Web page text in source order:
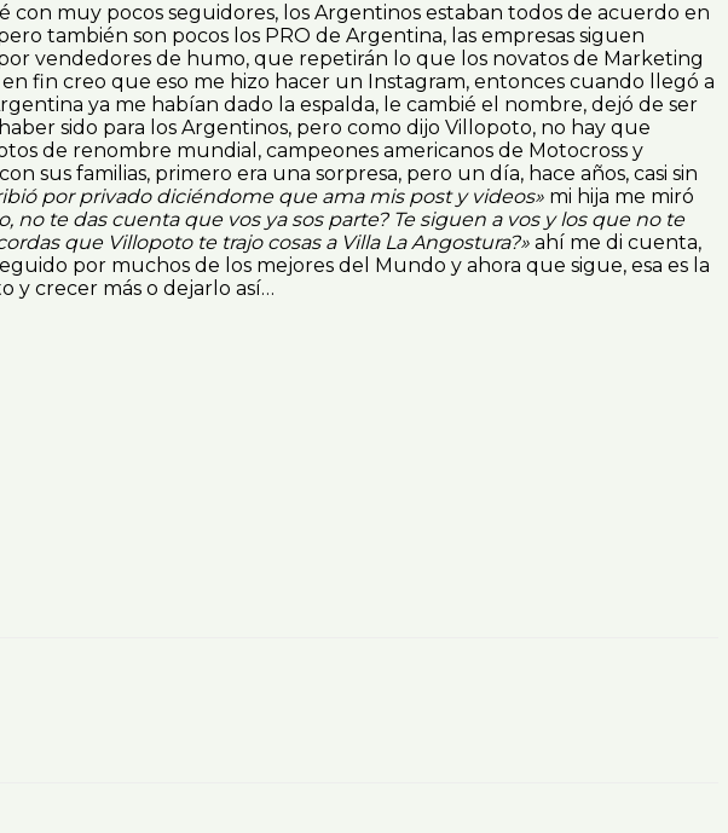
muy pocos seguidores, los Argentinos estaban todos de acuerdo en
también son pocos los PRO de Argentina, las empresas siguen
vendedores de humo, que repetirán lo que los novatos de Marketing
fin creo que eso me hizo hacer un Instagram, entonces cuando llegó a
ya me habían dado la espalda, le cambié el nombre, dejó de ser
sido para los Argentinos, pero como dijo Villopoto, no hay que
de renombre mundial, campeones americanos de Motocross y
sus familias, primero era una sorpresa, pero un día, hace años, casi sin
por privado diciéndome que ama mis post y videos» mi hija me miró
no te das cuenta que vos ya sos parte? Te siguen a vos y los que no te
que Villopoto te trajo cosas a Villa La Angostura?» ahí me di cuenta,
por muchos de los mejores del Mundo y ahora que sigue, esa es la
y crecer más o dejarlo así…